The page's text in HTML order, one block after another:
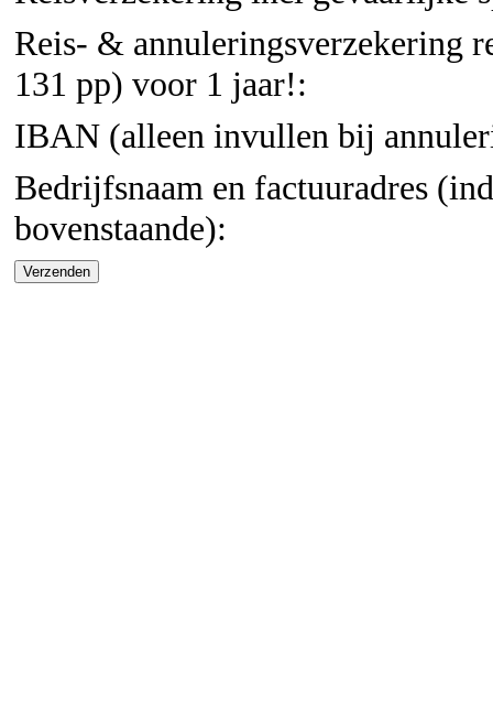
Reis- & annuleringsverzekering
131 pp) voor 1 jaar!:
IBAN (alleen invullen bij
Bedrijfsnaam en factuuradres
bovenstaande):